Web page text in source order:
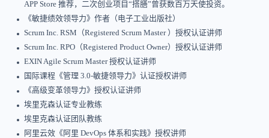
APP Store 推荐，二次创业项目“搭膳”曾获数百万天使投资。
《敏捷绩效领导力》作者（电子工业出版社）
Scrum Inc. RSM（Registered Scrum Master ）授权认证讲师
Scrum Inc. RPO（Registered Product Owner）授权认证讲师
EXIN Agile Scrum Master 授权认证讲师
国际课程《管理 3.0-敏捷领导力》认证授权讲师
《高级变革领导力》授权认证讲师
埃里克森认证专业教练
埃里克森认证团队教练
阿里云效《阿里 DevOps 体系和实践》授权讲师